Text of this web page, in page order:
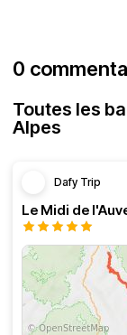
0
Toutes les
Alpes
Dafy Trip
Le Midi de